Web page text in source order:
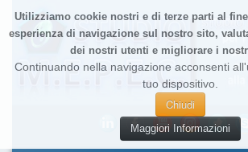
Utilizziamo cookie nostri e di terze parti al
esperienza di navigazione sul nostro sito,
dei nostri utenti e migliorare i
Continuando nella navigazione acconsenti
tuo dispositivo.
Chiudi
Maggiori Informazioni